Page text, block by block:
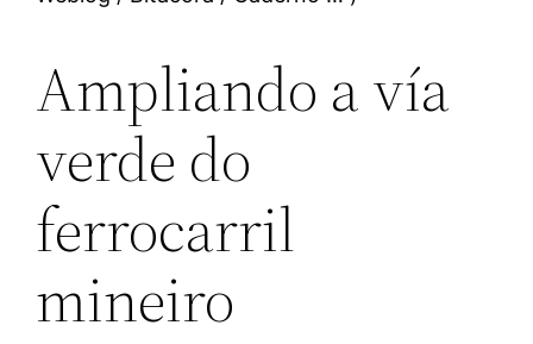
Ampliando a vía
verde do
ferrocarril
mineiro